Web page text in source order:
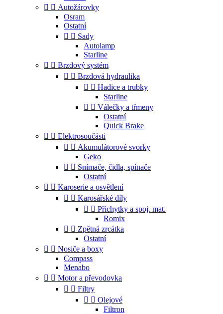
  Autožárovky
Osram
Ostatní
  Sady
Autolamp
Starline
  Brzdový systém
  Brzdová hydraulika
  Hadice a trubky
Starline
  Válečky a třmeny
Ostatní
Quick Brake
  Elektrosoučásti
  Akumulátorové svorky
Geko
  Snímače, čidla, spínače
Ostatní
  Karoserie a osvětlení
  Karosářské díly
  Příchytky a spoj. mat.
Romix
  Zpětná zrcátka
Ostatní
  Nosiče a boxy
Compass
Menabo
  Motor a převodovka
  Filtry
  Olejové
Filtron